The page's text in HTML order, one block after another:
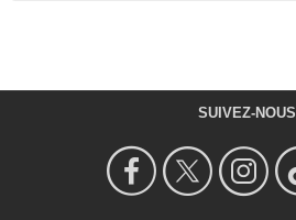
SUIVEZ-NOUS